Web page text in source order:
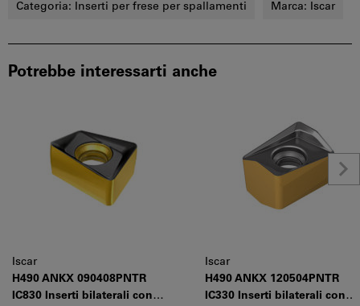
Categoria: Inserti per frese per spallamenti Marca: Iscar
Potrebbe interessarti anche
Iscar
H490 ANKX 090408PNTR
IC830 Inserti bilaterali con 4
Iscar
H490 ANKX 120504PNTR
IC330 Inserti bilaterali con 4